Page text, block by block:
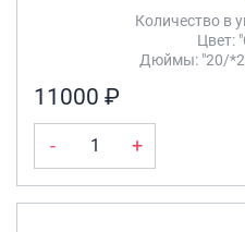
Количество в
Цвет:
Дюймы: "20/
11000 ₽
- +